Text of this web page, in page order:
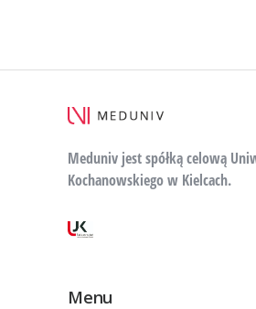
Meduniv jest spółką celową
Kochanowskiego w Kielcach.
Menu